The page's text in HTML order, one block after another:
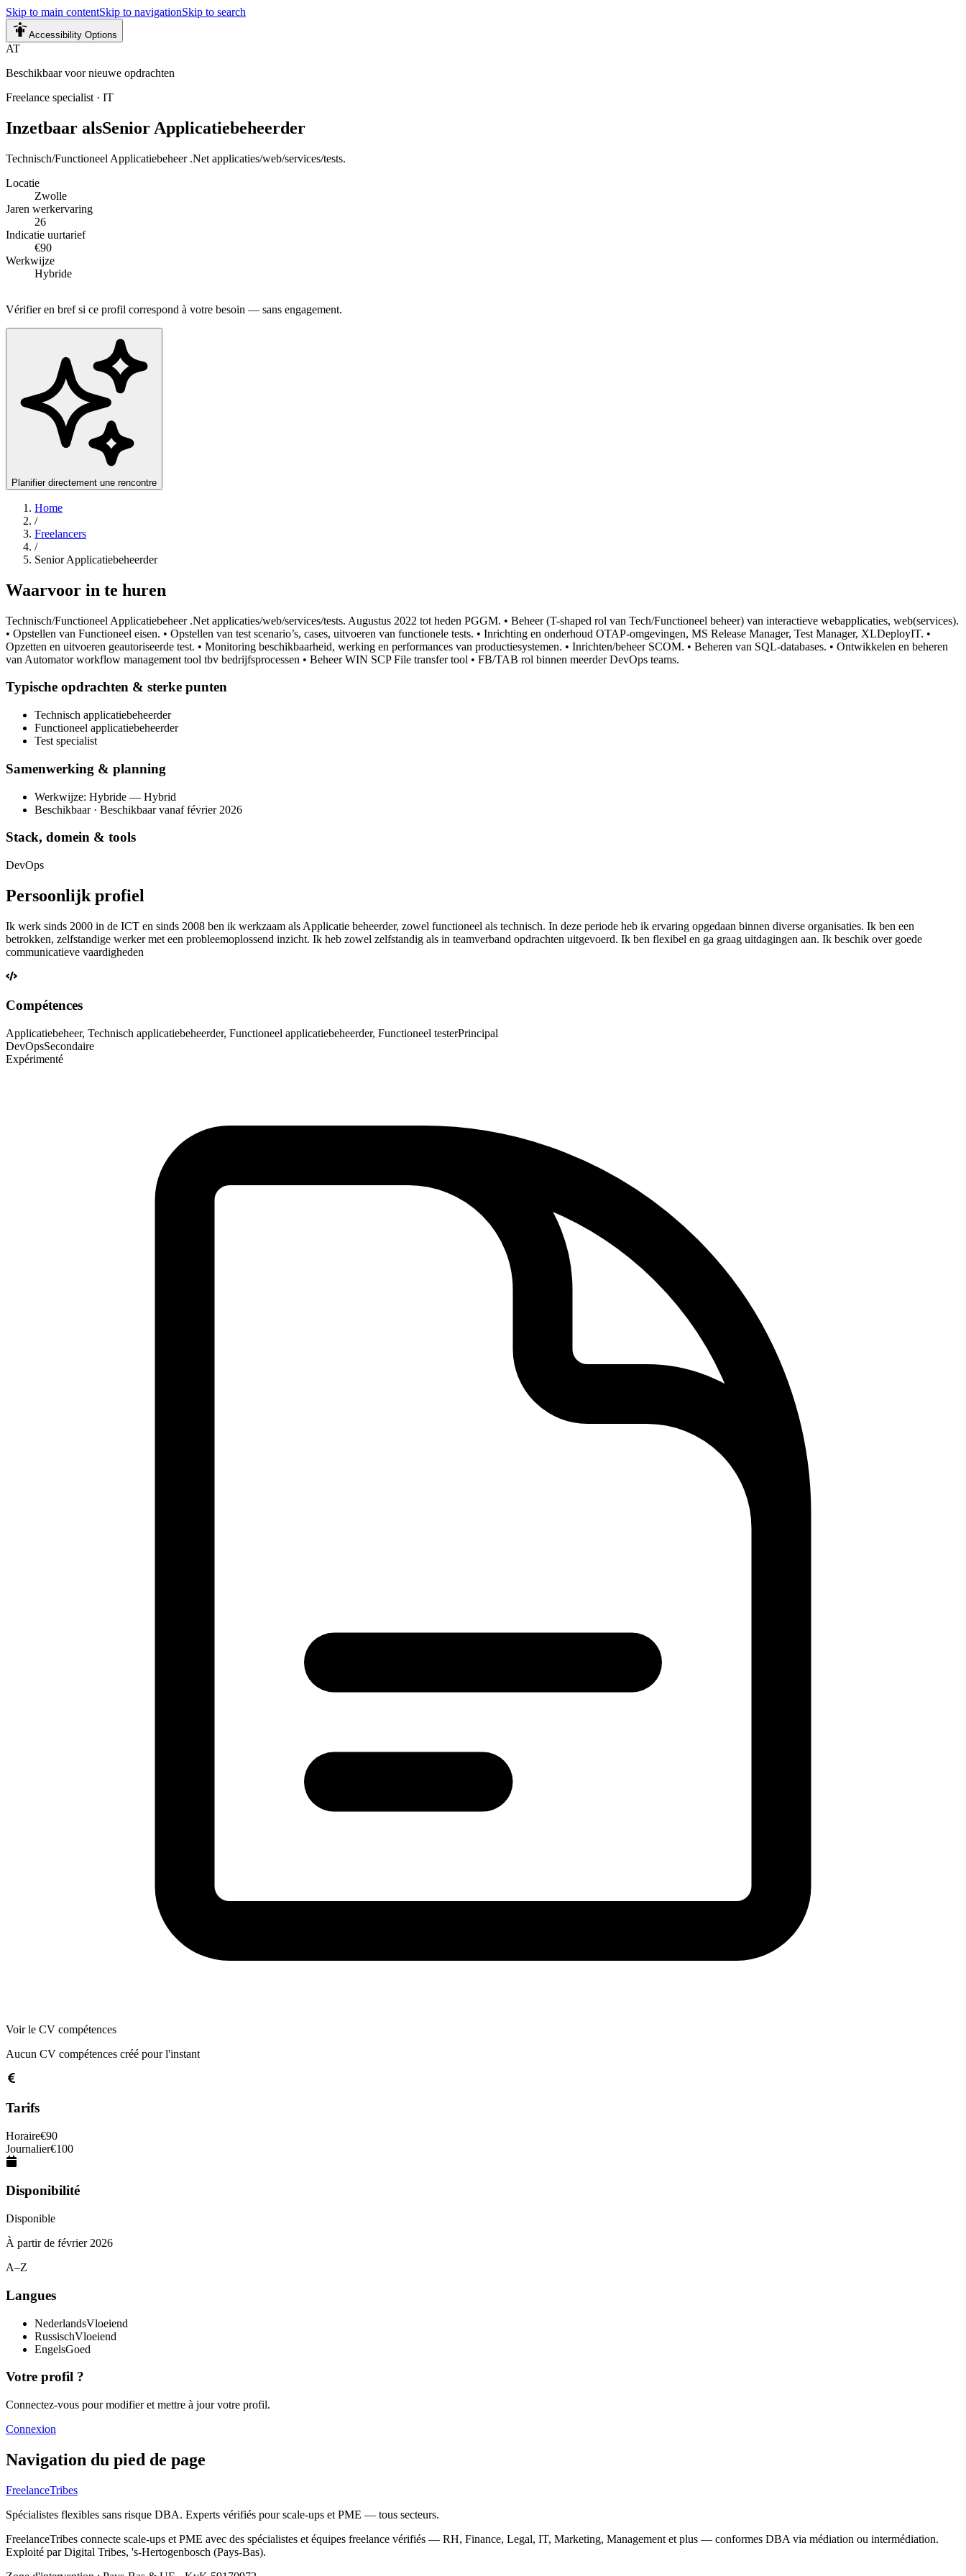
Skip to main contentSkip to navigationSkip to search
Accessibility Options
AT
Beschikbaar voor nieuwe opdrachten
Freelance specialist · IT
Inzetbaar alsSenior Applicatiebeheerder
Technisch/Functioneel Applicatiebeheer .Net applicaties/web/services/tests.
Locatie
Zwolle
Jaren werkervaring
26
Indicatie uurtarief
€90
Werkwijze
Hybride
Vérifier en bref si ce profil correspond à votre besoin — sans engagement.
Planifier directement une rencontre
Home
/
Freelancers
/
Senior Applicatiebeheerder
Waarvoor in te huren
Technisch/Functioneel Applicatiebeheer .Net applicaties/web/services/tests. Augustus 2022 tot heden PGGM. • Beheer (T-shaped rol van Tech/Functioneel beheer) van interactieve webapplicaties, web(services).
• Opstellen van Functioneel eisen. • Opstellen van test scenario’s, cases, uitvoeren van functionele tests. • Inrichting en onderhoud OTAP-omgevingen, MS Release Manager, Test Manager, XLDeployIT. •
Opzetten en uitvoeren geautoriseerde test. • Monitoring beschikbaarheid, werking en performances van productiesystemen. • Inrichten/beheer SCOM. • Beheren van SQL-databases. • Ontwikkelen en beheren
van Automator workflow management tool tbv bedrijfsprocessen • Beheer WIN SCP File transfer tool • FB/TAB rol binnen meerder DevOps teams.
Typische opdrachten & sterke punten
Technisch applicatiebeheerder
Functioneel applicatiebeheerder
Test specialist
Samenwerking & planning
Werkwijze: Hybride — Hybrid
Beschikbaar · Beschikbaar vanaf février 2026
Stack, domein & tools
DevOps
Persoonlijk profiel
Ik werk sinds 2000 in de ICT en sinds 2008 ben ik werkzaam als Applicatie beheerder, zowel functioneel als technisch. In deze periode heb ik ervaring opgedaan binnen diverse organisaties. Ik ben een
betrokken, zelfstandige werker met een probleemoplossend inzicht. Ik heb zowel zelfstandig als in teamverband opdrachten uitgevoerd. Ik ben flexibel en ga graag uitdagingen aan. Ik beschik over goede
communicatieve vaardigheden
Compétences
Applicatiebeheer, Technisch applicatiebeheerder, Functioneel applicatiebeheerder, Functioneel testerPrincipal
DevOpsSecondaire
Expérimenté
Voir le CV compétences
Aucun CV compétences créé pour l'instant
Tarifs
Horaire€90
Journalier€100
Disponibilité
Disponible
À partir de février 2026
A–Z
Langues
NederlandsVloeiend
RussischVloeiend
EngelsGoed
Votre profil ?
Connectez-vous pour modifier et mettre à jour votre profil.
Connexion
Navigation du pied de page
FreelanceTribes
Spécialistes flexibles sans risque DBA. Experts vérifiés pour scale-ups et PME — tous secteurs.
FreelanceTribes connecte scale-ups et PME avec des spécialistes et équipes freelance vérifiés — RH, Finance, Legal, IT, Marketing, Management et plus — conformes DBA via médiation ou intermédiation.
Exploité par Digital Tribes, 's-Hertogenbosch (Pays-Bas).